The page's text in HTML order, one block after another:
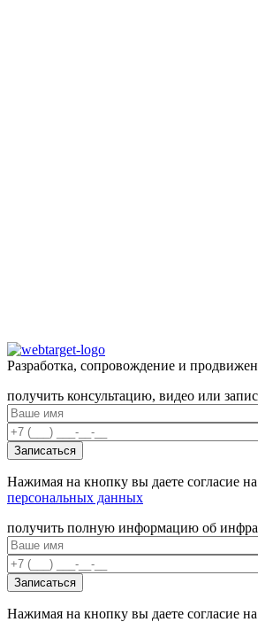
Разработка, сопровождение и
получить консультацию, видео или
Нажимая на кнопку вы даете согласие
персональных данных
получить полную информацию об
Нажимая на кнопку вы даете согласие